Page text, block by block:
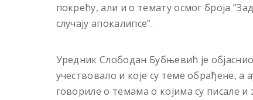
покрећу, али и о темату осмог броја
случају апокалипсе”.
Уредник Слободан Бубњевић је
учествовало и које су теме обрађене,
говориле о темама о којима су писале